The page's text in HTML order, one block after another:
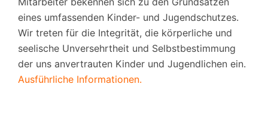
eines umfassenden Kinder- und Jugendschutzes.
Wir treten für die Integrität, die körperliche und
seelische Unversehrtheit und Selbstbestimmung
der uns anvertrauten Kinder und Jugendlichen ein.
Ausführliche Informationen.